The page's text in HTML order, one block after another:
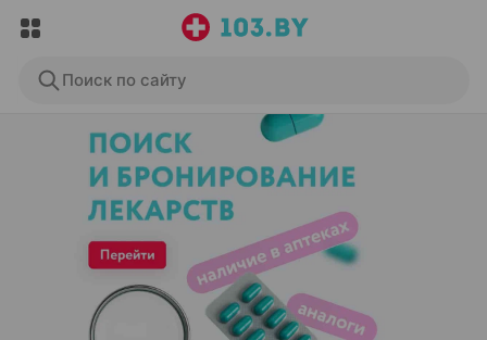
Поиск по сайту
ЭФФЕКТИВНАЯ РЕКЛАМА НА САЙТЕ